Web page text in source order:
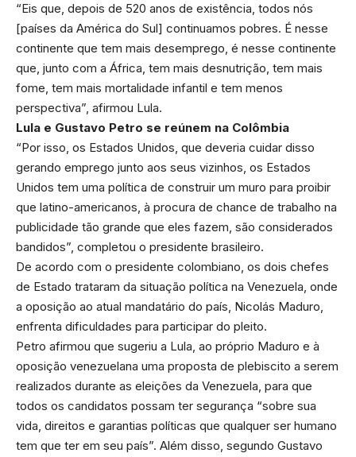
“Eis que, depois de 520 anos de existência, todos nós
[países da América do Sul] continuamos pobres. É nesse
continente que tem mais desemprego, é nesse continente
que, junto com a África, tem mais desnutrição, tem mais
fome, tem mais mortalidade infantil e tem menos
perspectiva”, afirmou Lula.
Lula e Gustavo Petro se reúnem na Colômbia
“Por isso, os Estados Unidos, que deveria cuidar disso
gerando emprego junto aos seus vizinhos, os Estados
Unidos tem uma política de construir um muro para proibir
que latino-americanos, à procura de chance de trabalho na
publicidade tão grande que eles fazem, são considerados
bandidos”, completou o presidente brasileiro.
De acordo com o presidente colombiano, os dois chefes
de Estado trataram da situação política na Venezuela, onde
a oposição ao atual mandatário do país, Nicolás Maduro,
enfrenta dificuldades para participar do pleito.
Petro afirmou que sugeriu a Lula, ao próprio Maduro e à
oposição venezuelana uma proposta de plebiscito a serem
realizados durante as eleições da Venezuela, para que
todos os candidatos possam ter segurança “sobre sua
vida, direitos e garantias políticas que qualquer ser humano
tem que ter em seu país”. Além disso, segundo Gustavo